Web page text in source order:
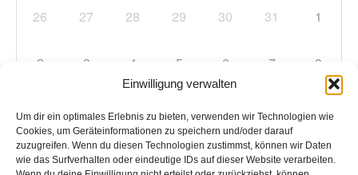
Einwilligung verwalten
Um dir ein optimales Erlebnis zu bieten, verwenden wir Technologien wie
Cookies, um Geräteinformationen zu speichern und/oder darauf
zuzugreifen. Wenn du diesen Technologien zustimmst, können wir Daten
wie das Surfverhalten oder eindeutige IDs auf dieser Website verarbeiten.
26 27 28 29 30 31 1
2 3 4 5 6 7 8
9 10 11 12 13 14
16 17 18 19 20 21 22